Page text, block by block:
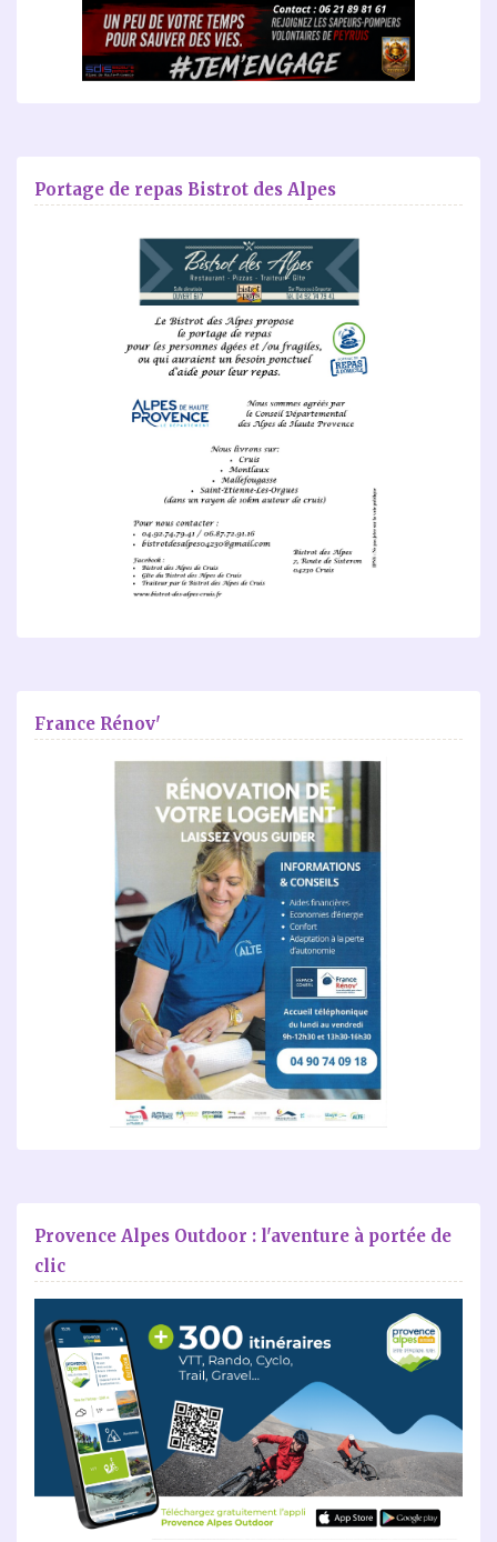
Portage de repas Bistrot des Alpes
France Rénov'
Provence Alpes Outdoor : l'aventure à portée de
clic